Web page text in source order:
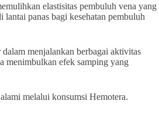
elastisitas pembuluh vena yang
panas bagi kesehatan pembuluh
menjalankan berbagai aktivitas
menimbulkan efek samping yang
melalui konsumsi Hemotera.